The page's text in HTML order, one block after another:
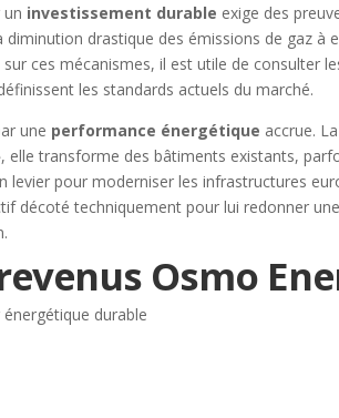
un investissement durable exige des
diminution drastique des émissions de gaz
ces mécanismes, il est utile de consulter
les standards actuels du marché.
une performance énergétique accrue.
elle transforme des bâtiments existants,
levier pour moderniser les infrastructures
décoté techniquement pour lui redonner
Osmo
durable